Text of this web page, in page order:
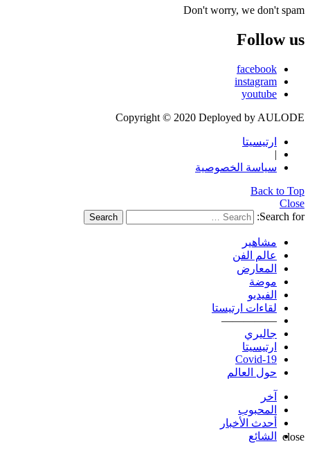
Don't worry, we don't spam
Follow us
facebook
instagram
youtube
Copyright © 2020 Deployed by AULODE
ارتيسيتا
|
سياسة الخصوصية
Back to Top
Close
Search for:
Search
مشاهير
عالم الفن
المعارض
موضة
الفيديو
لقاءات ارتيستا
—————
جاليري
ارتيسيتا
Covid-19
حول العالم
آخر
المحبوب
أحدث الأخبار
الشائع
close